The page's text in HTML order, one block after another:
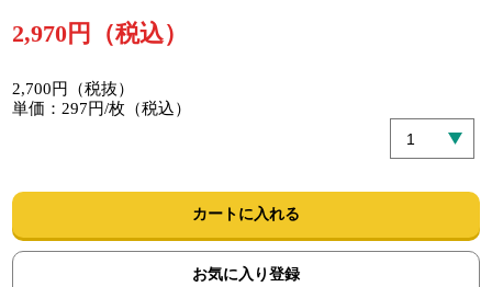
2,970円（税込）
2,700円（税抜）
単価：297円/枚（税込）
カートに入れる
お気に入り登録